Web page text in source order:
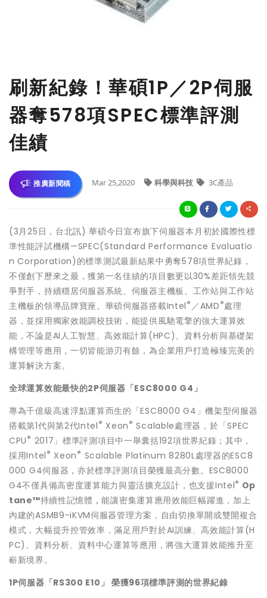
刷新紀錄！華碩1P／2P伺服
器奪578項SPEC標準評測
佳績
推廣新聞稿 Mar 25,2020 科學與科技 3C產品
(3月25日，台北訊) 華碩今日宣布旗下伺服器本月初於國際性標
準性能評試機構—SPEC(Standard Performance Evaluatio
n Corporation)的標準測試最新結果中勇奪578項世界紀錄，
不僅創下歷來之最，獲第一名佳績的項目數更以30%差距領先競
爭對手，持續穩居伺服器系統、伺服器主機板、工作站與工作站
主機板的領導品牌寶座。華碩伺服器搭載Intel ® ／AMD ®處理
器，並採用獨家效能調校技術，能提供風馳電擎的強大運算效
能，不論是AI人工智慧、高效能計算(HPC)、資料分析與基礎架
構管理等應用，一切皆能游刃有餘，為企業用戶打造極臻完美的
運算解決方案。
全球運算效能最快的2P伺服器「ESC8000 G4」
專為千億級高速浮點運算而生的「ESC8000 G4」機架型伺服器
搭載第1代與第2代Intel ® Xeon ® Scalable處理器，於「SPEC
CPU ® 2017」標準評測項目中一舉囊括192項世界紀錄；其中，
採用Intel ® Xeon ® Scalable Platinum 8280L處理器的ESC8
000 G4伺服器，亦於標準評測項目榮獲最高分數。ESC8000
G4不僅具備高密度運算能力與靈活擴充設計，也支援Intel® Op
tane™持續性記憶體 ，能讓密集運算應用效能巨幅躍進，加上
內建的ASMB9-iKVM伺服器管理方案，自由切換單開或雙開複合
模式，大幅提升控管效率，滿足用戶對於AI訓練、高效能計算(H
PC)、資料分析、資料中心運算等應用，將強大運算效能推升至
嶄新境界。
1P伺服器「RS300 E10」 榮獲96項標準評測的世界紀錄